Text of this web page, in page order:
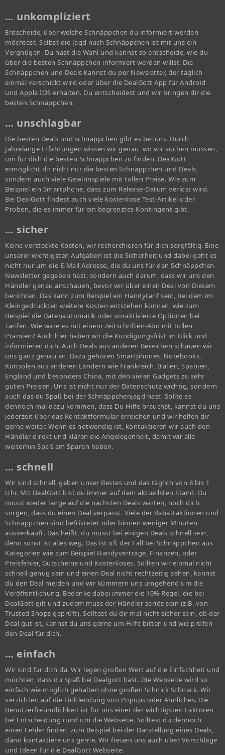
… unkompliziert
Entscheide, über welche Schnäppchen du informiert werden
möchtest. Selbst die Jagd nach Schnäppchen ist mit uns ein
Vergnügen. Du hast die Wahl und kannst so entscheide, wie du
über die besten Schnäppchen informiert werden willst. Die
Schnäppchen und Deals kannst du per Newsletter, der täglich
einmal verschickt wird oder über die DealGott App für Android
und Apple IOS erhalten. Du entscheidest und wir bringen dir die
besten Schnäppchen.
… unschlagbar
Die besten Deals und schnäppchen gibt es bei uns. Durch
Jahrelange Erfahrungen wissen wir genau, wo wir suchen müssen,
um für dich die besten Schnäppchen zu finden. DealGott
ermöglicht dir nicht nur die besten Schnäppchen und Deals,
sondern auch viele Gewinnspiele mit tollen Preise. Wie zum
Beispiel ein Smartphone, dass zum Release-Datum verlost wird.
Bei DealGott findest auch viele kostenlose Test-Artikel oder
Proben, die es immer für ein begrenztes Kontingent gibt.
… sicher
Keine versteckte Kosten, wir recherchieren für dich sorgfältig. Eine
unserer wichtigsten Aufgaben ist die Sicherheit und dabei geht es
nicht nur um die E-Mail Adresse, die du uns für den Schnäppchen-
Newsletter gegeben hast, sondern auch darum, dass wir uns den
Händler genau anschauen, bevor wir über einen Deal von Diesem
berichten. Das kann zum Beispiel ein Handytarif sein, bei dem im
Kleingedruckten weitere Kosten entstehen können, wie zum
Beispiel die Datenautomatik oder voraktivierte Optionen bei
Tarifen. Wie wäre es mit einem Zeitschriften-Abo mit tollen
Prämien? Auch hier haben wir die Kündigungsfrist im Blick und
informieren dich. Auch Deals aus anderen Bereichen schauen wir
uns ganz genau an. Dazu gehören Smartphones, Notebooks,
Konsolen aus anderen Ländern wie Frankreich, Italien, Spanien,
England und besonders China, mit den vielen Gadgets zu sehr
guten Preisen. Uns ist nicht nur der Datenschutz wichtig, sondern
auch das du Spaß bei der Schnäppchenjagd hast. Sollte es
dennoch mal dazu kommen, dass Du Hilfe brauchst, kannst du uns
jederzeit über das Kontaktformular erreichen und wir helfen dir
gerne weiter. Wenn es notwendig ist, kontaktieren wir auch den
Händler direkt und klären die Angelegenheit, damit wir alle
weiterhin Spaß am Sparen haben.
… schnell
Wir sind schnell, geben unser Bestes und das täglich von 8 bis 1
Uhr. Mit DealGott bist du immer auf dem aktuellsten Stand. Du
musst weder lange auf die nächsten Deals warten, noch dich
sorgen, dass du einen Deal verpasst. Viele der Rabattaktionen und
Schnäppchen sind befristetet oder binnen weniger Minuten
ausverkauft. Das heißt, du musst bei einigen Deals schnell sein,
denn sonst ist alles weg. Das ist oft der Fall bei Schnäppchen aus
Kategorien wie zum Beispiel Handyverträge, Finanzen, oder
Preisfehler, Gutscheine und Kostenloses. Sollten wir einmal nicht
schnell genug sein und einen Deal nicht rechtzeitig sehen, kannst
du den Deal melden und wir kümmern uns umgehend um die
Veröffentlichung. Bedenke dabei immer die 10% Regel, die bei
DealGott gilt und zudem muss der Händler seriös sein (z.B. von
Trusted Shops geprüft). Solltest du dir mal nicht sicher sein, ob der
Deal gut ist, kannst du uns gerne um Hilfe bitten und wie prüfen
den Deal für dich.
… einfach
Wir sind für dich da. Wir legen großen Wert auf die Einfachheit und
möchten, dass du Spaß bei Dealgott hast. Die Webseite wird so
einfach wie möglich gehalten ohne großen Schnick Schnack. Wir
verzichten auf die Einblendung von Popups oder Ähnliches. Die
Benutzerfreundlichkeit ist für uns einer der wichtigsten Faktoren
bei Entscheidung rund um die Webseite. Solltest du dennoch
einen Fehler finden, zum Beispiel bei der Darstellung eines Deals,
dann kontaktiere uns gerne. Wir freuen uns auch über Vorschläge
und Ideen für die DealGott Webseite.